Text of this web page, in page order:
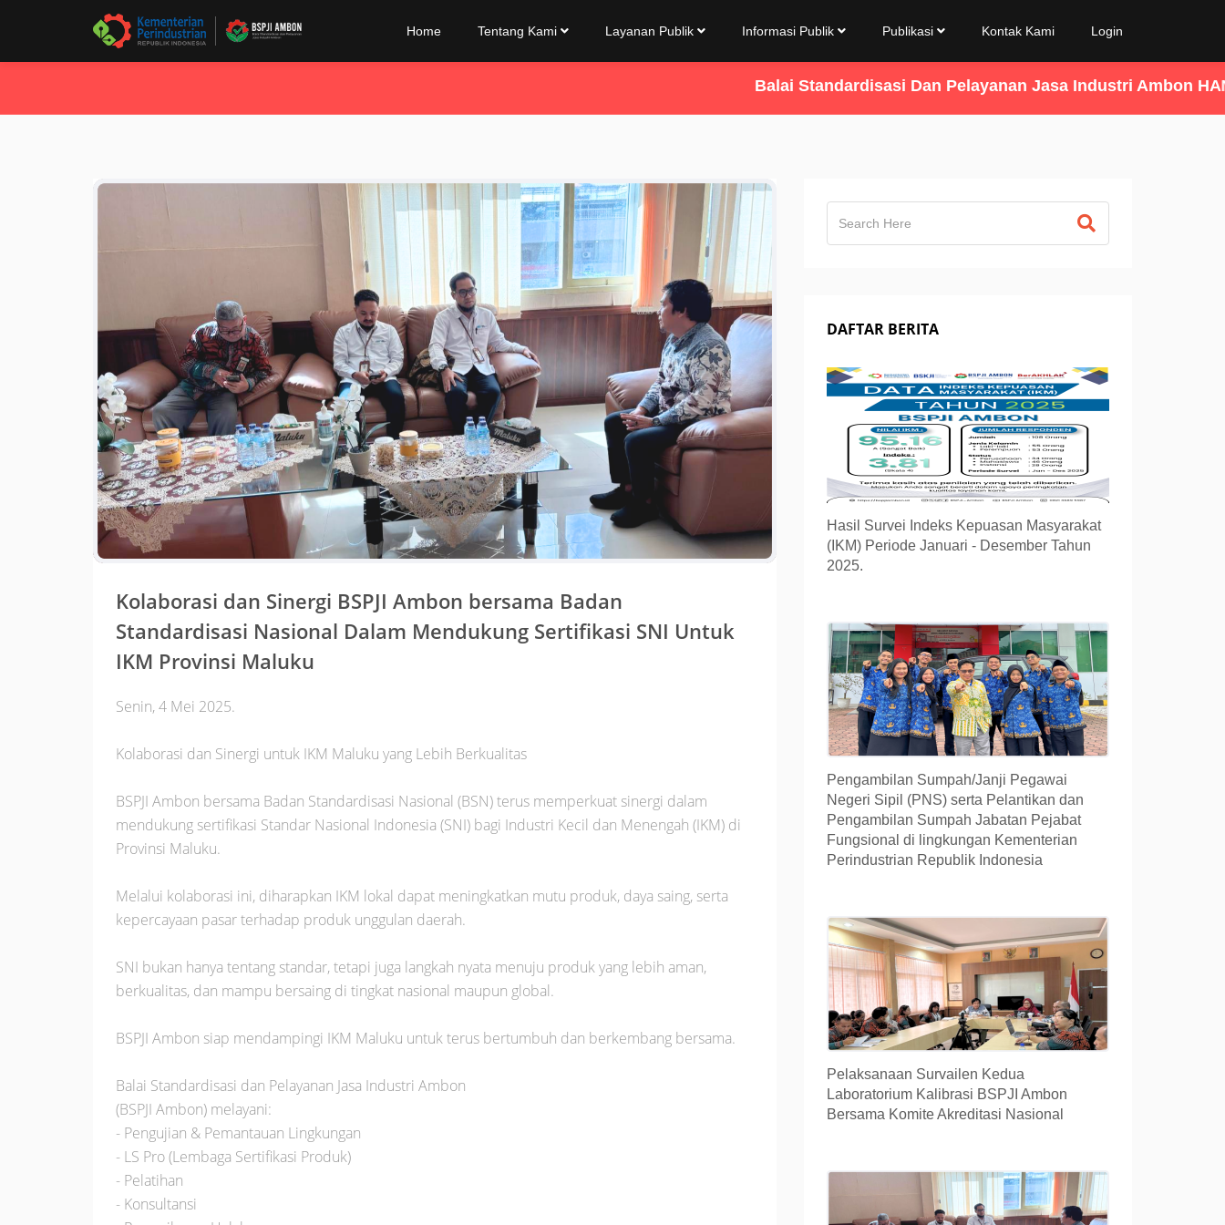
Home Tentang Kami Layanan Publik Informasi Publik Publikasi Kontak Kami Login
Balai Standardisasi Dan Pelayanan Jasa Industri Ambon HANYA
Kolaborasi dan Sinergi BSPJI Ambon bersama Badan
Standardisasi Nasional Dalam Mendukung Sertifikasi SNI Untuk
IKM Provinsi Maluku
Senin, 4 Mei 2025.
Kolaborasi dan Sinergi untuk IKM Maluku yang Lebih Berkualitas
BSPJI Ambon bersama Badan Standardisasi Nasional (BSN) terus memperkuat sinergi dalam
mendukung sertifikasi Standar Nasional Indonesia (SNI) bagi Industri Kecil dan Menengah (IKM) di
Provinsi Maluku.
Melalui kolaborasi ini, diharapkan IKM lokal dapat meningkatkan mutu produk, daya saing, serta
kepercayaan pasar terhadap produk unggulan daerah.
SNI bukan hanya tentang standar, tetapi juga langkah nyata menuju produk yang lebih aman,
berkualitas, dan mampu bersaing di tingkat nasional maupun global.
BSPJI Ambon siap mendampingi IKM Maluku untuk terus bertumbuh dan berkembang bersama.
Balai Standardisasi dan Pelayanan Jasa Industri Ambon
(BSPJI Ambon) melayani:
- Pengujian & Pemantauan Lingkungan
- LS Pro (Lembaga Sertifikasi Produk)
- Pelatihan
- Konsultansi
DAFTAR BERITA
Hasil Survei Indeks Kepuasan Masyarakat
(IKM) Periode Januari - Desember Tahun
2025.
Pengambilan Sumpah/Janji Pegawai
Negeri Sipil (PNS) serta Pelantikan dan
Pengambilan Sumpah Jabatan Pejabat
Fungsional di lingkungan Kementerian
Perindustrian Republik Indonesia
Pelaksanaan Survailen Kedua
Laboratorium Kalibrasi BSPJI Ambon
Bersama Komite Akreditasi Nasional